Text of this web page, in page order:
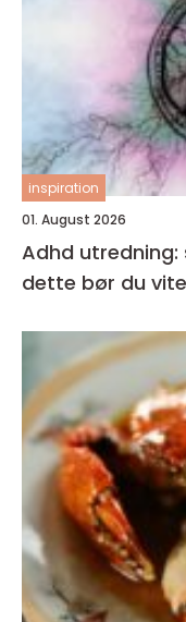
inspiration
01. August 2026
Adhd utredning:
dette bør du vite